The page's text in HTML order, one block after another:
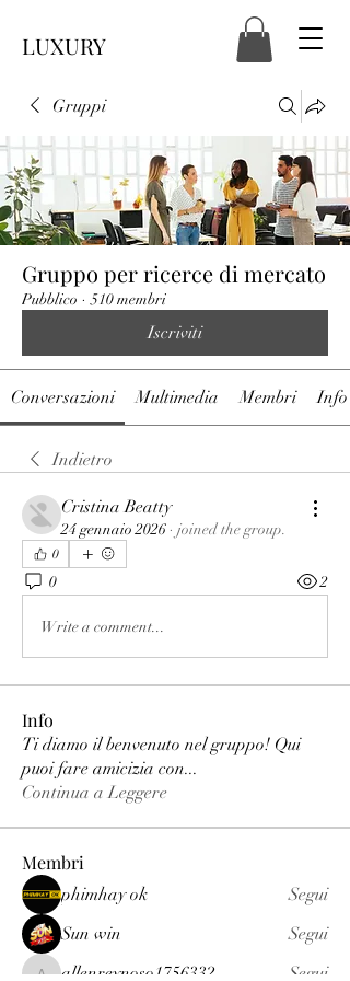
LUXURY
Gruppi
Gruppo per ricerce di mercato
Pubblico · 510 membri
Iscriviti
Conversazioni Multimedia Membri Info
Indietro
Cristina Beatty
24 gennaio 2026 · joined the group.
0
0 2
Write a comment...
Info
Ti diamo il benvenuto nel gruppo! Qui
puoi fare amicizia con...
Continua a Leggere
Membri
phimhay ok
Segui
Sun win
Segui
allenreynoso1756332 Segui